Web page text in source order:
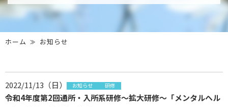
ホーム お知らせ
2022/11/13（日） お知らせ 研修
令和4年度第2回通所・入所系研修～拡大研修～「メンタルヘル